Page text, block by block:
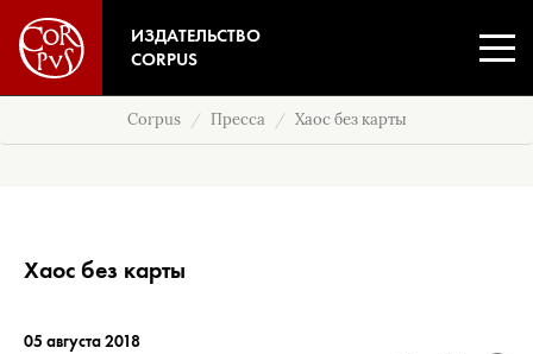
ИЗДАТЕЛЬСТВО
CORPUS
Corpus Пресса Хаос без карты
Хаос без карты
05 августа 2018